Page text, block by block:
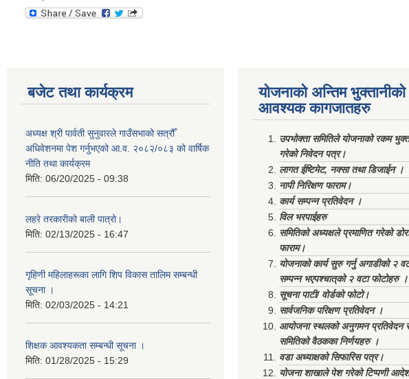
बजेट तथा कार्यक्रम
अध्यक्ष श्री पार्वती सुनुवारले गाउँसभाको सत्रौँ
अधिवेशनमा पेश गर्नुभएको आ.व. २०८२/०८३ को वार्षिक
नीति तथा कार्यक्रम
मिति: 06/20/2025 - 09:38
लहरे तरकारीको बाली पात्रो।
मिति: 02/13/2025 - 16:47
गृहिणी महिलाहरूका लागि शिप विकास तालिम सम्बन्धी
सूचना ‌।
मिति: 02/03/2025 - 14:21
शिक्षक आवश्यकता सम्बन्धी सूचना ।
मिति: 01/28/2025 - 15:29
योजनाको अन्तिम भुक्तानीको
आवश्यक कागजातहरु
उपभोक्ता समितिले योजनाको रकम
गरेको निवेदन पत्र।
लागत ईष्टिमेट, नक्सा तथा डिजाईन ।
नापी निरिक्षण फाराम।
कार्य सम्पन्न प्रतिवेदन ।
विल भरपाईहरु
समितिको अध्यक्षले प्रमाणित गरेको
फाराम।
योजनाको कार्य सुरु गर्नु अगाडीको २
सम्पन्न भएपश्चात्‌को २ वटा फोटोहरु ।
सूचना पाटी/ वोर्डको फोटो।
सार्वजनिक परिक्षण प्रतिवेदन ।
आयोजना स्थलको अनुगमन प्रतिवेदन र
समितिको वैठकका निर्णयहरु ।
वडा अध्याक्षको सिफारिस पत्र।
योजना शाखाले पेश गरेको टिप्पणी